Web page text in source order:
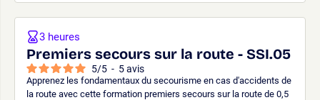
Premiers secours sur la route - SSI.05
5/5 - 5avis
Apprenez les fondamentaux du secourisme en cas d'accidents de
la route avec cette formation premiers secours sur la route de 0,5
3 heures